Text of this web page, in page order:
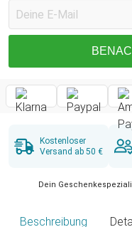
Kostenloser
Versand ab 50 €
Dein
Beschreibung